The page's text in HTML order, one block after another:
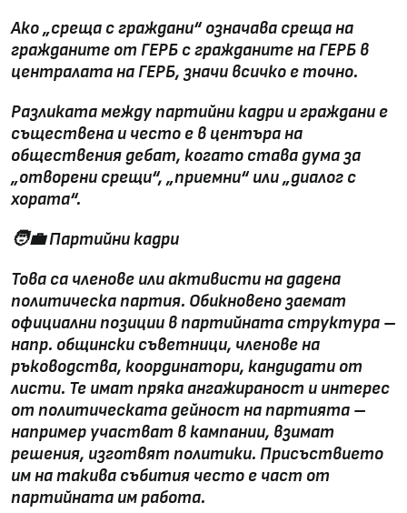
Ако „среща с граждани“ означава среща на
гражданите от ГЕРБ с гражданите на ГЕРБ в
централата на ГЕРБ, значи всичко е точно.
Разликата между партийни кадри и граждани е
съществена и често е в центъра на
обществения дебат, когато става дума за
„отворени срещи“, „приемни“ или „диалог с
хората“.
🧑‍💼Партийни кадри
Това са членове или активисти на дадена
политическа партия. Обикновено заемат
официални позиции в партийната структура –
напр. общински съветници, членове на
ръководства, координатори, кандидати от
листи. Те имат пряка ангажираност и интерес
от политическата дейност на партията –
например участват в кампании, взимат
решения, изготвят политики. Присъствието
им на такива събития често е част от
партийната им работа.